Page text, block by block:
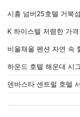
시흥 넘버25호텔 거북
K 하이스텔 저렴한 가
비울채울 펜션 자연 속
하운드 호텔 해운대 시
덴바스타 센트럴 호텔